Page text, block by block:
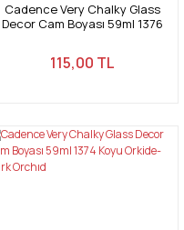
Cadence Very Chalky Glass
Decor Cam Boyası 59ml 1376
115,00 TL